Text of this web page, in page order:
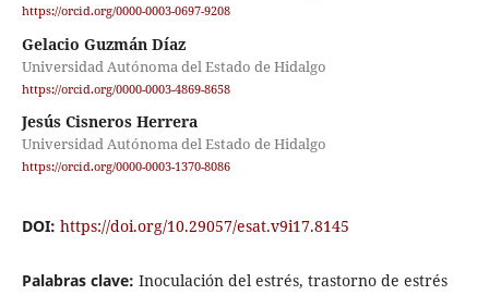
https://orcid.org/0000-0003-0697-9208
Gelacio Guzmán Díaz
Universidad Autónoma del Estado de Hidalgo
https://orcid.org/0000-0003-4869-8658
Jesús Cisneros Herrera
Universidad Autónoma del Estado de Hidalgo
https://orcid.org/0000-0003-1370-8086
DOI: https://doi.org/10.29057/esat.v9i17.8145
Palabras clave: Inoculación del estrés, trastorno de estrés